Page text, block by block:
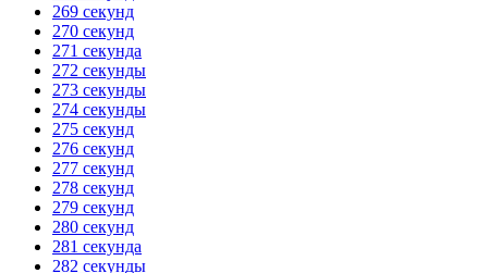
269 секунд
270 секунд
271 секунда
272 секунды
273 секунды
274 секунды
275 секунд
276 секунд
277 секунд
278 секунд
279 секунд
280 секунд
281 секунда
282 секунды